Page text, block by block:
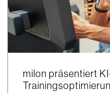
milon präsentiert